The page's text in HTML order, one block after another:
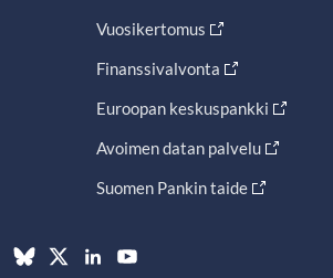
Vuosikertomus
Finanssivalvonta
Euroopan keskuspankki
Avoimen datan palvelu
Suomen Pankin taide